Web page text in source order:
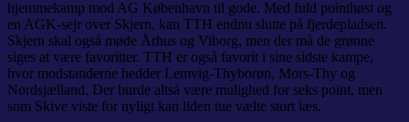
hjemmekamp mod AG København til gode. Med fuld pointhøst og
en AGK-sejr over Skjern, kan TTH endnu slutte på fjerdepladsen.
Skjern skal også møde Århus og Viborg, men der må de grønne
siges at være favoritter. TTH er også favorit i sine sidste kampe,
hvor modstanderne hedder Lemvig-Thyborøn, Mors-Thy og
Nordsjælland. Der burde altså være mulighed for seks point, men
som Skive viste for nyligt kan liden tue vælte stort læs.